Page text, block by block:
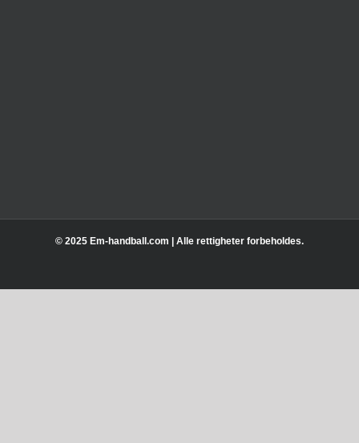
© 2025 Em-handball.com | Alle rettigheter forbeholdes.